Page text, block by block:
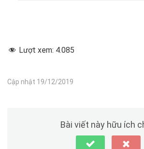
Lượt xem: 4.085
Cập nhật 19/12/2019
Bài viết này hữu ích